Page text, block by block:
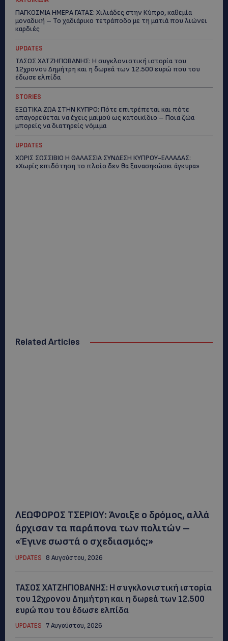
ΠΑΓΚΟΣΜΙΑ ΗΜΕΡΑ ΓΑΤΑΣ: Χιλιάδες στην Κύπρο, καθεμία
μοναδική – Το χαδιάρικο τετράποδο με τη ματιά που λιώνει
καρδιές
UPDATES
ΤΑΣΟΣ ΧΑΤΖΗΓΙΟΒΑΝΗΣ: Η συγκλονιστική ιστορία του
12χρονου Δημήτρη και η δωρεά των 12.500 ευρώ που του
έδωσε ελπίδα
STORIES
ΕΞΩΤΙΚΑ ΖΩΑ ΣΤΗΝ ΚΥΠΡΟ: Πότε επιτρέπεται και πότε
απαγορεύεται να έχεις μαϊμού ως κατοικίδιο – Ποια ζώα
μπορείς να διατηρείς νόμιμα
UPDATES
ΧΩΡΙΣ ΣΩΣΣΙΒΙΟ Η ΘΑΛΑΣΣΙΑ ΣΥΝΔΕΣΗ ΚΥΠΡΟΥ-ΕΛΛΑΔΑΣ:
«Χωρίς επιδότηση το πλοίο δεν θα ξανασηκώσει άγκυρα»
Related Articles
ΛΕΩΦΟΡΟΣ ΤΣΕΡΙΟΥ: Άνοιξε ο δρόμος, αλλά
άρχισαν τα παράπονα των πολιτών –
«Έγινε σωστά ο σχεδιασμός;»
UPDATES 8 Αυγούστου, 2026
ΤΑΣΟΣ ΧΑΤΖΗΓΙΟΒΑΝΗΣ: Η συγκλονιστική ιστορία
του 12χρονου Δημήτρη και η δωρεά των 12.500
ευρώ που του έδωσε ελπίδα
UPDATES 7 Αυγούστου, 2026